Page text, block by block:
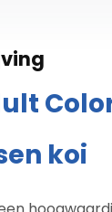
koi